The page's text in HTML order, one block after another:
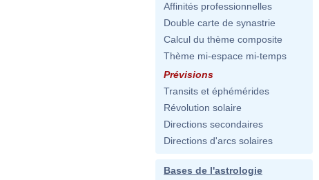
Affinités professionnelles
Double carte de synastrie
Calcul du thème composite
Thème mi-espace mi-temps
Prévisions
Transits et éphémérides
Révolution solaire
Directions secondaires
Directions d'arcs solaires
Bases de l'astrologie